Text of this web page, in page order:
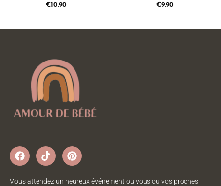
€10.90
€9.90
Vous attendez un heureux événement ou vous ou vos proches